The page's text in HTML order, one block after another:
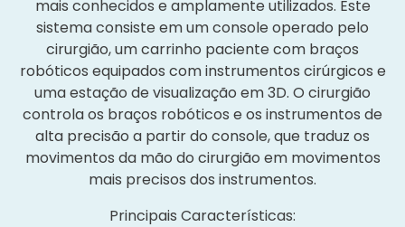
mais conhecidos e amplamente utilizados. Este
sistema consiste em um console operado pelo
cirurgião, um carrinho paciente com braços
robóticos equipados com instrumentos cirúrgicos e
uma estação de visualização em 3D. O cirurgião
controla os braços robóticos e os instrumentos de
alta precisão a partir do console, que traduz os
movimentos da mão do cirurgião em movimentos
mais precisos dos instrumentos.
Principais Características: